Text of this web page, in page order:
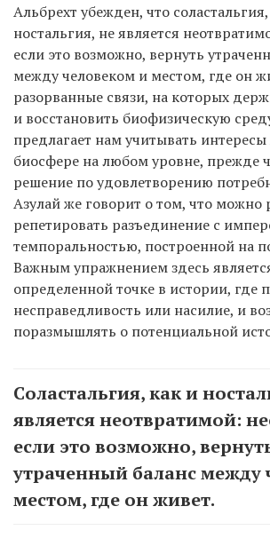
Альбрехт убежден, что
ностальгия, не является
если это возможно, вернуть
между человеком и местом, где он
разорванные связи, на которых
и восстановить биофизическую
предлагает нам учитывать
биосфере на любом уровне, прежде
решение по удовлетворению
Азулай же говорит о том, что можно
репетировать разъединение с
темпоральностью, построенной на
Важным упражнением здесь
определенной точке в истории, где
несправедливость или насилие, и
поразмышлять о потенциальной
Соластальгия, как и
является неотвратимой:
если это возможно,
утраченный баланс между
местом, где он живет.